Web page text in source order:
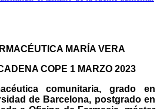
MARÍA VERA
COPE 1 MARZO 2023
comunitaria, grado en
de Barcelona, postgrado en